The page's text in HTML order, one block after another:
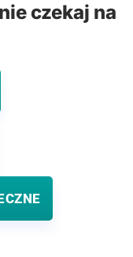
czekaj na